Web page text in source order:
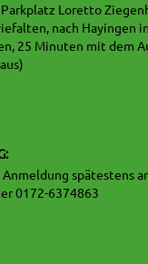
Loretto
nach Hayingen
25 Minuten mit dem
spätestens
0172-6374863